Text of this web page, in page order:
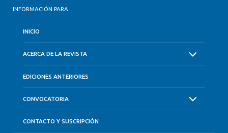
INFORMACIÓN PARA
INICIO
ACERCA DE LA REVISTA
EDICIONES ANTERIORES
CONVOCATORIA
CONTACTO Y SUSCRIPCIÓN